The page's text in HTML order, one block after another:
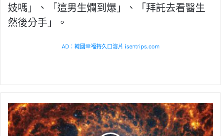
妓嗎」、「這男生爛到爆」、「拜託去看醫生
然後分手」。
AD：韓國幸福持久口溶片 isentrips.com